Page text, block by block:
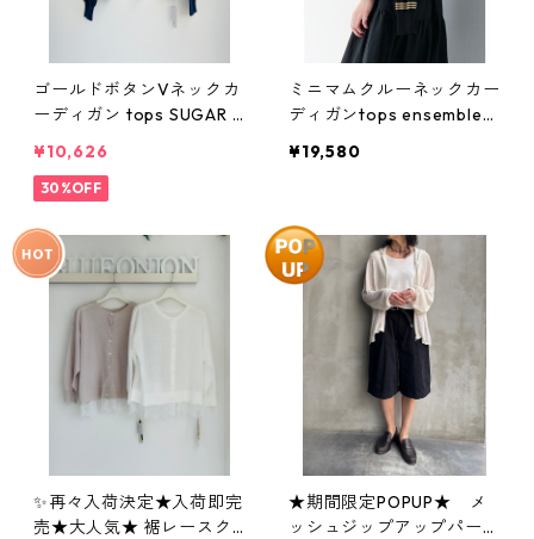
ゴールドボタンVネックカ
ーディガン tops SUGAR R
093 2602a -016
¥10,626
30%OFF
ミニマムクルーネックカー
ディガンtops ensemble対
039-2606
¥19,580
✨再々入荷決定★入荷即完
売★大人気★ 裾レースク
★期間限定POPUP★ メ
ッシュジップアップパーカ